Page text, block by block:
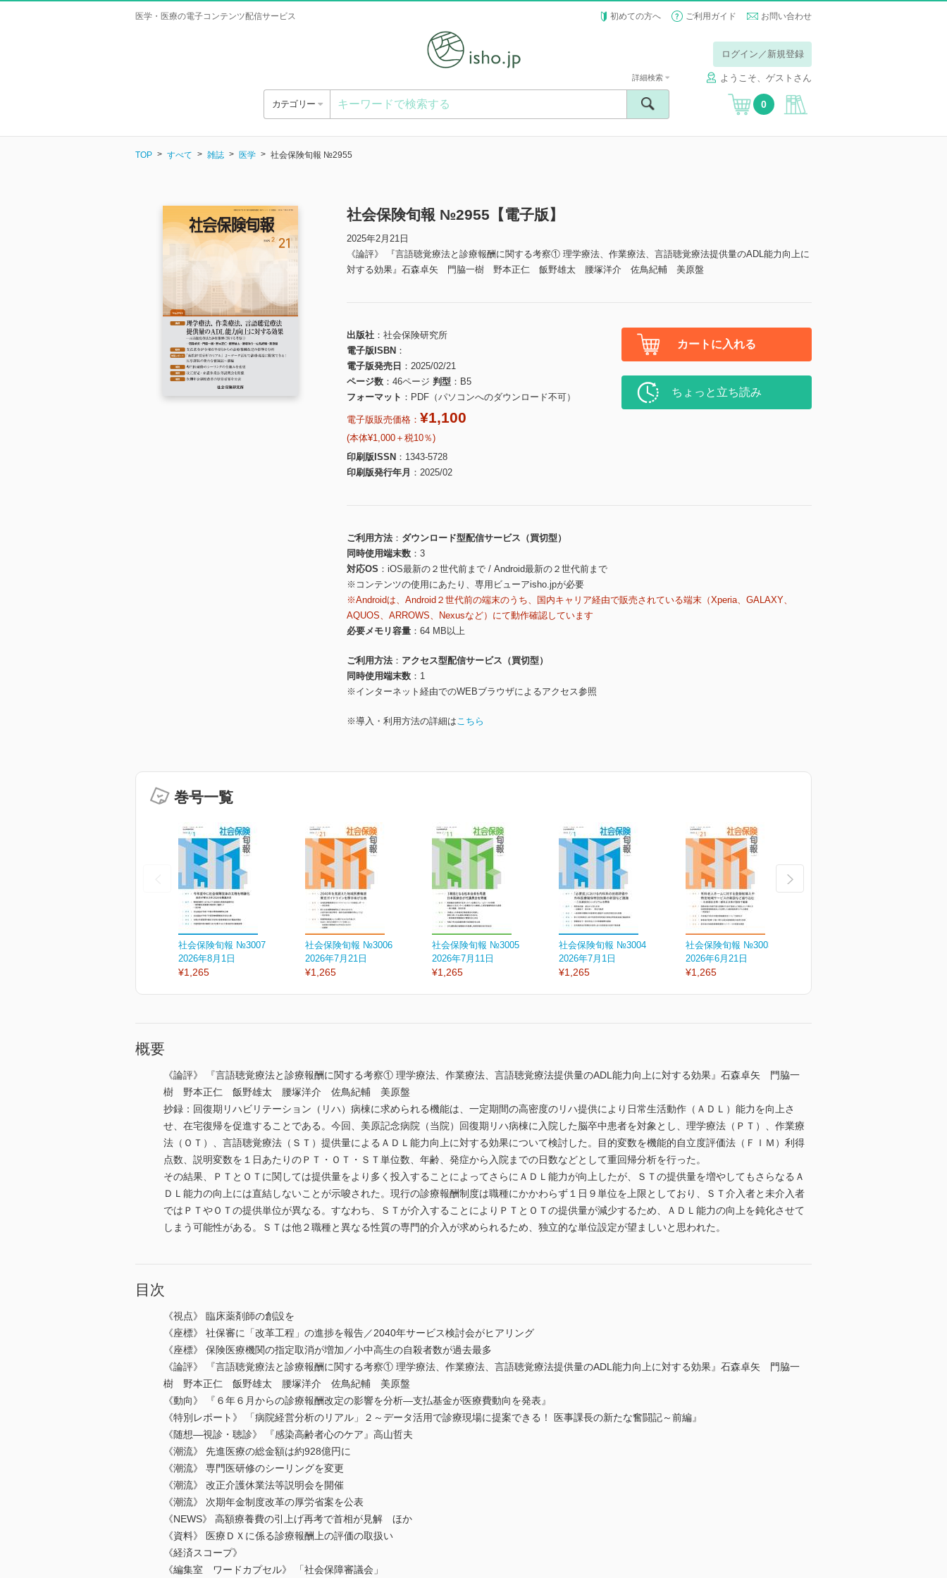
医学・医療の電子コンテンツ配信サービス 初めての方へ ご利用ガイド お問い合わせ
ログイン／新規登録
ようこそ、ゲストさん
カテゴリー
詳細検索
0
TOP すべて 雑誌 医学 社会保険旬報 №2955
社会保険旬報 №2955【電子版】
2025年2月21日
《論評》 『言語聴覚療法と診療報酬に関する考察① 理学療法、作業療法、言語聴覚療法提供量のADL能力向上に
対する効果』石森卓矢 門脇一樹 野本正仁 飯野雄太 腰塚洋介 佐鳥紀輔 美原盤
出版社
社会保険研究所
電子版ISBN
電子版発売日
2025/02/21
ページ数
46ページ 判型
B5
フォーマット
PDF（パソコンへのダウンロード不可）
電子版販売価格： ¥1,100
(本体¥1,000＋税10％)
印刷版ISSN
1343-5728
印刷版発行年月
2025/02
カートに入れる
ちょっと立ち読み
ご利用方法
ダウンロード型配信サービス（買切型）
同時使用端末数
3
対応OS
iOS最新の２世代前まで / Android最新の２世代前まで
※コンテンツの使用にあたり、専用ビューアisho.jpが必要
※Androidは、Android２世代前の端末のうち、国内キャリア経由で販売されている端末（Xperia、GALAXY、
AQUOS、ARROWS、Nexusなど）にて動作確認しています
必要メモリ容量
64 MB以上
ご利用方法
アクセス型配信サービス（買切型）
同時使用端末数
1
※インターネット経由でのWEBブラウザによるアクセス参照
※導入・利用方法の詳細はこちら
巻号一覧
社会保険旬報 №3007
2026年8月1日
¥1,265
社会保険旬報 №3006
2026年7月21日
¥1,265
社会保険旬報 №3005
2026年7月11日
¥1,265
社会保険旬報 №3004
2026年7月1日
¥1,265
社会保険旬報 №3003
2026年6月21日
¥1,265
概要
《論評》 『言語聴覚療法と診療報酬に関する考察① 理学療法、作業療法、言語聴覚療法提供量のADL能力向上に対する効果』石森卓矢 門脇一
樹 野本正仁 飯野雄太 腰塚洋介 佐鳥紀輔 美原盤
抄録：回復期リハビリテーション（リハ）病棟に求められる機能は、一定期間の高密度のリハ提供により日常生活動作（ＡＤＬ）能力を向上さ
せ、在宅復帰を促進することである。今回、美原記念病院（当院）回復期リハ病棟に入院した脳卒中患者を対象とし、理学療法（ＰＴ）、作業療
法（ＯＴ）、言語聴覚療法（ＳＴ）提供量によるＡＤＬ能力向上に対する効果について検討した。目的変数を機能的自立度評価法（ＦＩＭ）利得
点数、説明変数を１日あたりのＰＴ・ＯＴ・ＳＴ単位数、年齢、発症から入院までの日数などとして重回帰分析を行った。
その結果、ＰＴとＯＴに関しては提供量をより多く投入することによってさらにＡＤＬ能力が向上したが、ＳＴの提供量を増やしてもさらなるＡ
ＤＬ能力の向上には直結しないことが示唆された。現行の診療報酬制度は職種にかかわらず１日９単位を上限としており、ＳＴ介入者と未介入者
ではＰＴやＯＴの提供単位が異なる。すなわち、ＳＴが介入することによりＰＴとＯＴの提供量が減少するため、ＡＤＬ能力の向上を鈍化させて
しまう可能性がある。ＳＴは他２職種と異なる性質の専門的介入が求められるため、独立的な単位設定が望ましいと思われた。
目次
《視点》 臨床薬剤師の創設を
《座標》 社保審に「改革工程」の進捗を報告／2040年サービス検討会がヒアリング
《座標》 保険医療機関の指定取消が増加／小中高生の自殺者数が過去最多
《論評》 『言語聴覚療法と診療報酬に関する考察① 理学療法、作業療法、言語聴覚療法提供量のADL能力向上に対する効果』石森卓矢 門脇一
樹 野本正仁 飯野雄太 腰塚洋介 佐鳥紀輔 美原盤
《動向》 『６年６月からの診療報酬改定の影響を分析―支払基金が医療費動向を発表』
《特別レポート》 「病院経営分析のリアル」２～データ活用で診療現場に提案できる！ 医事課長の新たな奮闘記～前編』
《随想―視診・聴診》 『感染高齢者心のケア』高山哲夫
《潮流》 先進医療の総金額は約928億円に
《潮流》 専門医研修のシーリングを変更
《潮流》 改正介護休業法等説明会を開催
《潮流》 次期年金制度改革の厚労省案を公表
《NEWS》 高額療養費の引上げ再考で首相が見解 ほか
《資料》 医療ＤＸに係る診療報酬上の評価の取扱い
《経済スコープ》
《編集室 ワードカプセル》 「社会保障審議会」